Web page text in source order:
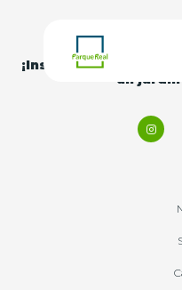
¡Inspírate con nuestras
un